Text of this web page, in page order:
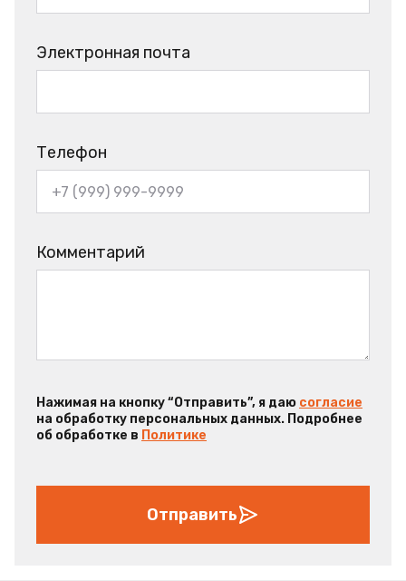
Электронная почта
Телефон
Комментарий
Нажимая на кнопку “Отправить”, я даю согласие
на обработку персональных данных. Подробнее
об обработке в Политике
Отправить